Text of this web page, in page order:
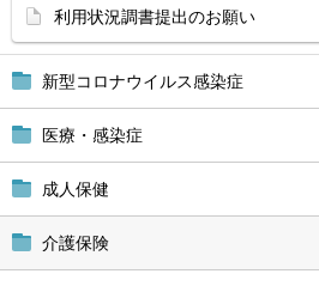
新型コロナウイルス感染症
医療・感染症
成人保健
介護保険
利用状況調書提出のお願い